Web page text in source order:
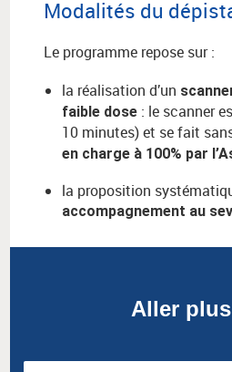
Modalités du
Le programme repose sur :
la réalisation d’un
faible dose : le scanner
10 minutes) et se fait
en charge à 100% par
la proposition
accompagnement au
Aller